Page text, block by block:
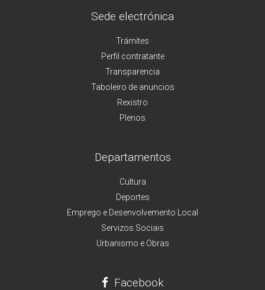
Sede electrónica
Trámites
Perfil contratante
Transparencia
Taboleiro de anuncios
Rexistro
Plenos
Departamentos
Cultura
Deportes
Emprego e Desenvolvemento Local
Servizos Sociais
Urbanismo e Obras
Facebook